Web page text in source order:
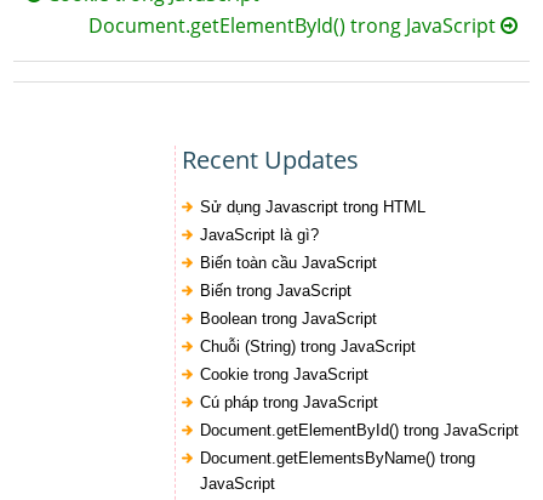
Document.getElementById() trong JavaScript
Recent Updates
Sử dụng Javascript trong HTML
JavaScript là gì?
Biến toàn cầu JavaScript
Biến trong JavaScript
Boolean trong JavaScript
Chuỗi (String) trong JavaScript
Cookie trong JavaScript
Cú pháp trong JavaScript
Document.getElementById() trong JavaScript
Document.getElementsByName() trong
JavaScript